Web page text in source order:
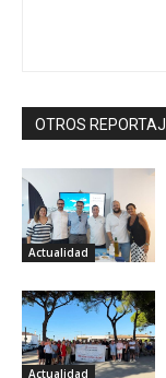
OTROS
Actualidad
Actualidad